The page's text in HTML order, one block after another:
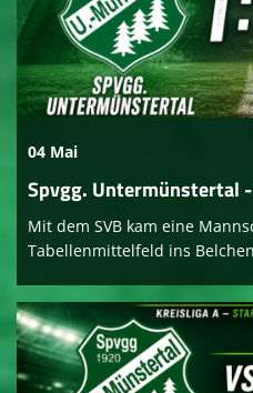
04 Mai
Spvgg. Untermünstertal
Mit dem SVB kam eine
Tabellenmittelfeld ins